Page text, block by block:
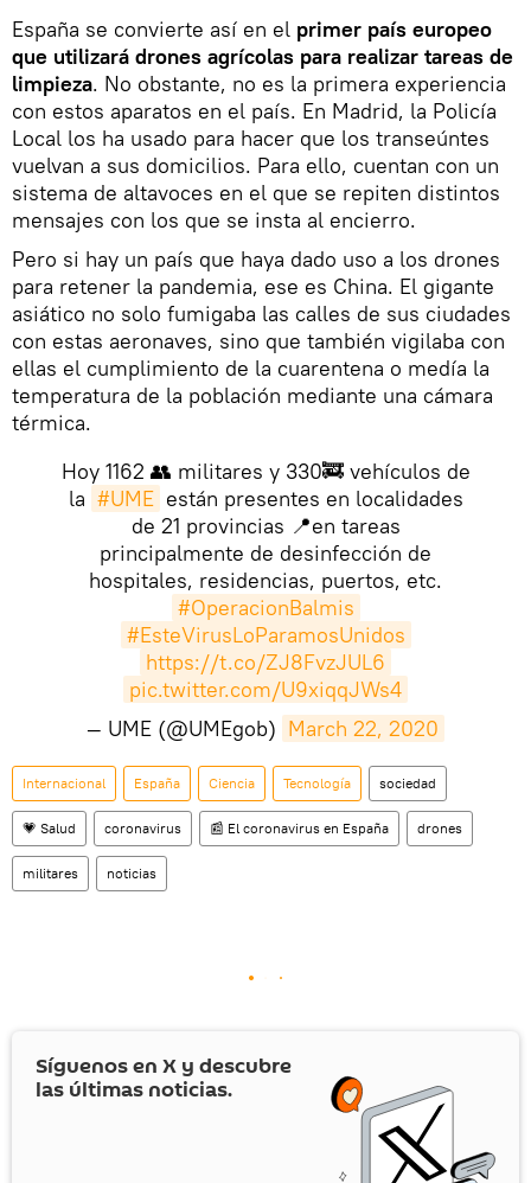
España se convierte así en el primer país europeo
que utilizará drones agrícolas para realizar tareas de
limpieza. No obstante, no es la primera experiencia
con estos aparatos en el país. En Madrid, la Policía
Local los ha usado para hacer que los transeúntes
vuelvan a sus domicilios. Para ello, cuentan con un
sistema de altavoces en el que se repiten distintos
mensajes con los que se insta al encierro.
Pero si hay un país que haya dado uso a los drones
para retener la pandemia, ese es China. El gigante
asiático no solo fumigaba las calles de sus ciudades
con estas aeronaves, sino que también vigilaba con
ellas el cumplimiento de la cuarentena o medía la
temperatura de la población mediante una cámara
térmica.
Hoy 1162 👥 militares y 330🚒 vehículos de
la #UME están presentes en localidades
de 21 provincias 📍en tareas
principalmente de desinfección de
hospitales, residencias, puertos, etc.
#OperacionBalmis
#EsteVirusLoParamosUnidos
https://t.co/ZJ8FvzJUL6
pic.twitter.com/U9xiqqJWs4
— UME (@UMEgob) March 22, 2020
Internacional España Ciencia Tecnología sociedad
💗 Salud coronavirus 📰 El coronavirus en España drones
militares noticias
Síguenos en X y descubre
las últimas noticias.